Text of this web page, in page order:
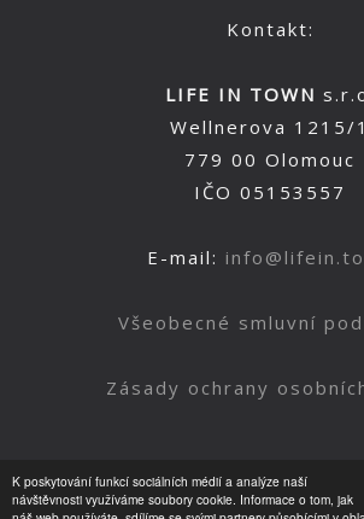
K poskytování funkcí sociálních médií a analýze naší
návštěvnosti využíváme soubory cookie. Informace o tom, jak
Kontakt:
LIFE IN TOWN
Wellnerova 1215/1
779 00 Olomouc
IČO 05153557
E-mail:
Všeobecné smluvní
Zásady ochrany
Nahoru